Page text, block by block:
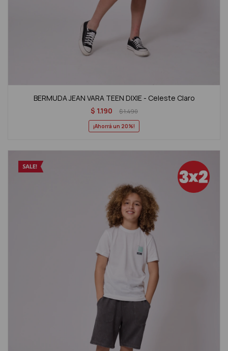
BERMUDA JEAN VARA TEEN DIXIE - Celeste Claro
$ 1.190 $1.490
20